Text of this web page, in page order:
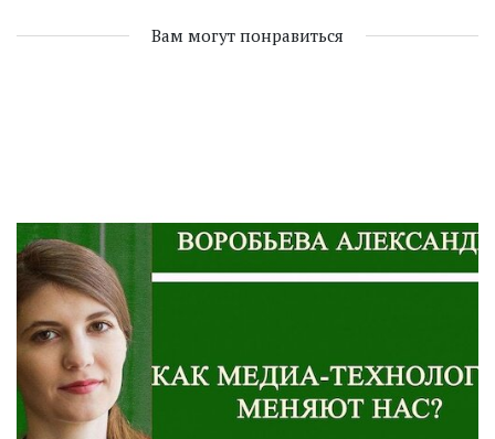
Вам могут понравиться